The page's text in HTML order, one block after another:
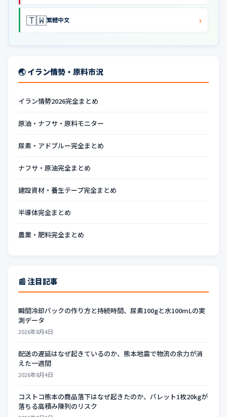
🇹🇼繁體中文 ›
🌏 イラン情勢・原料市況
イラン情勢2026完全まとめ
原油・ナフサ・原料モニター
尿素・アドブルー完全まとめ
ナフサ・原油完全まとめ
建設資材・養生テープ完全まとめ
半導体完全まとめ
農業・肥料完全まとめ
📰 注目記事
瞬間冷却パックの作り方と持続時間、尿素100gと水100mLの実
測データ
2026年8月4日
配送の遅延はなぜ起きているのか、熊本地震で物流の余力が消
えた一週間
2026年8月4日
コストコ熊本の商品落下はなぜ起きたのか、パレット1枚20kgが
落ちる高積み陳列のリスク